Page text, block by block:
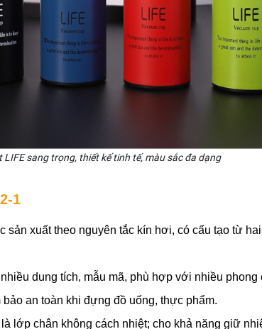
LIFE sang trọng, thiết kế tinh tế, màu sắc đa dạng
1
xuất theo nguyên tắc kín hơi, có cấu tạo từ
dung tích, mẫu mã, phù hợp với nhiều
an toàn khi đựng đồ uống, thực phẩm.
lớp chân không cách nhiệt; cho khả năng giữ